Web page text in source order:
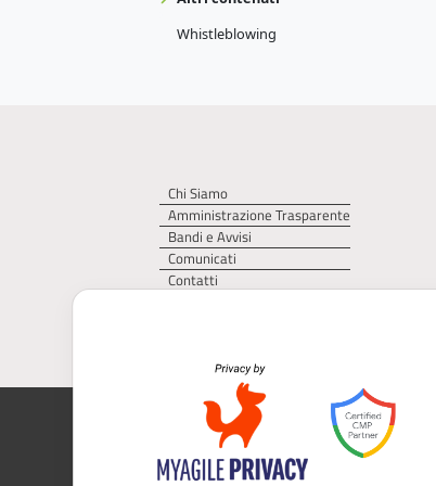
Whistleblowing
Chi Siamo
Amministrazione Trasparente
Bandi e Avvisi
Comunicati
Contatti
AGER – Agenzia Territoriale